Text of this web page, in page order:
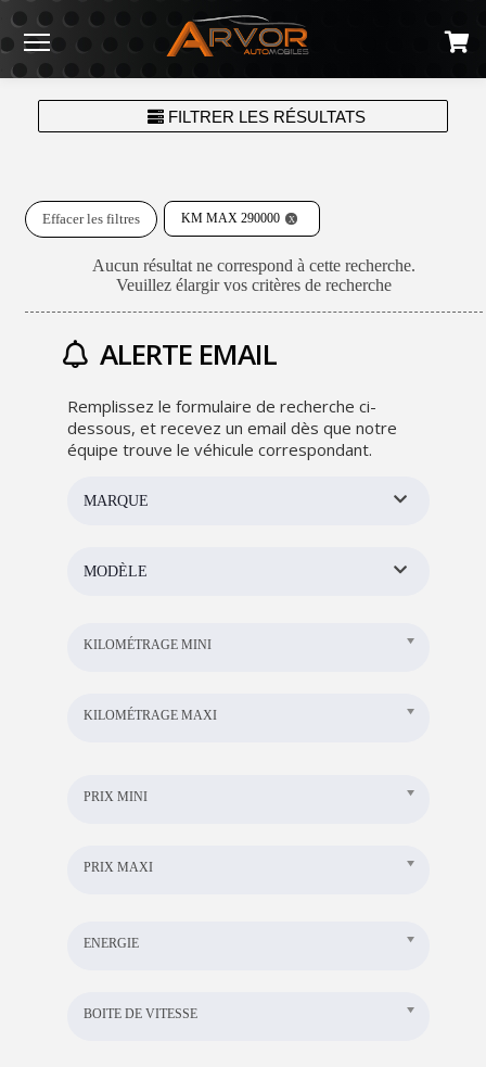
FILTRER LES RÉSULTATS
KM MAX 290000
Effacer les filtres
Aucun résultat ne correspond à cette recherche.
Veuillez élargir vos critères de recherche
ALERTE EMAIL
Remplissez le formulaire de recherche ci-
dessous, et recevez un email dès que notre
équipe trouve le véhicule correspondant.
MARQUE
MODÈLE
KILOMÉTRAGE MINI
KILOMÉTRAGE MAXI
PRIX MINI
PRIX MAXI
ENERGIE
BOITE DE VITESSE